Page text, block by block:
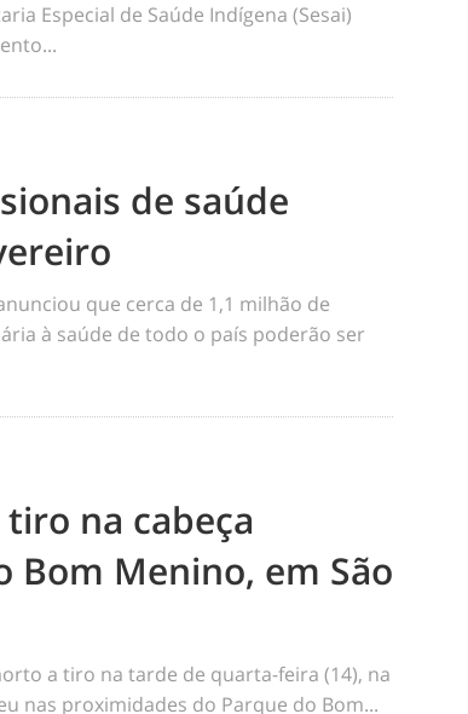
Especial de Saúde Indígena (Sesai)
de saúde
que cerca de 1,1 milhão de
à saúde de todo o país poderão ser
na cabeça
Bom Menino, em São
a tiro na tarde de quarta-feira (14), na
nas proximidades do Parque do Bom...